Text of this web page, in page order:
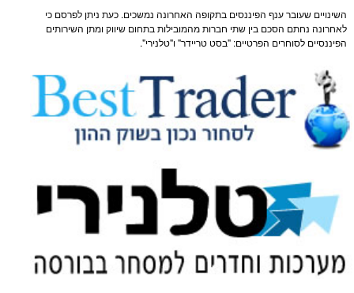
השינויים שעובר ענף הפיננסים בתקופה האחרונה נמשכים. כעת ניתן לפרסם כי
לאחרונה נחתם הסכם בין שתי חברות מהמובילות בתחום שיווק ומתן השירותים
הפיננסיים לסוחרים הפרטיים: "בסט טריידר" ו"טלנירי".